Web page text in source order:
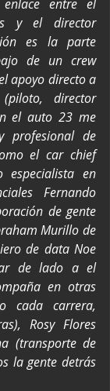
entre el
y el director
es la parte
de un crew
apoyo directo a
director
el auto 23 me
profesional de
el car chief
especialista en
Fernando
de gente
Murillo de
de data Noe
de lado a el
en otras
cada carrera,
Rosy Flores
(transporte de
la gente detrás